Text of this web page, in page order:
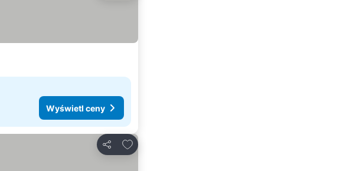
Wyświetl ceny
Udostępnij
Dodaj do ulubionych